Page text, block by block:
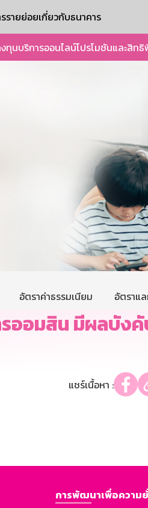
รายย่อยเกี่ยวกับธนาคาร
ทุนบริการออนไลน์โปรโมชันและสิท
อัตราค่าธรรมเนียม อัตราแ
ออมสิน มีผลบัง
แชร์เนื้อหา :
การพัฒนาเพื่อความ